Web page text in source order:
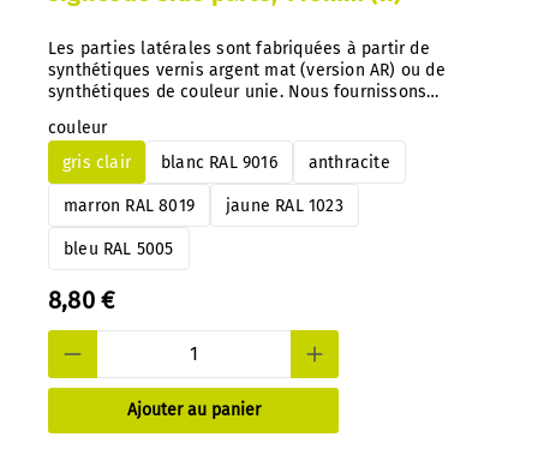
Les parties latérales sont fabriquées à partir de
synthétiques vernis argent mat (version AR) ou de
synthétiques de couleur unie. Nous fournissons
important : Avec notre système, vous pouvez à tout
moment échanger les indications de couleur
directement sur les panneaux montés.
couleur
gris clair
blanc RAL 9016 anthracite
marron RAL 8019 jaune RAL 1023
bleu RAL 5005
8,80 €
Ajouter au panier